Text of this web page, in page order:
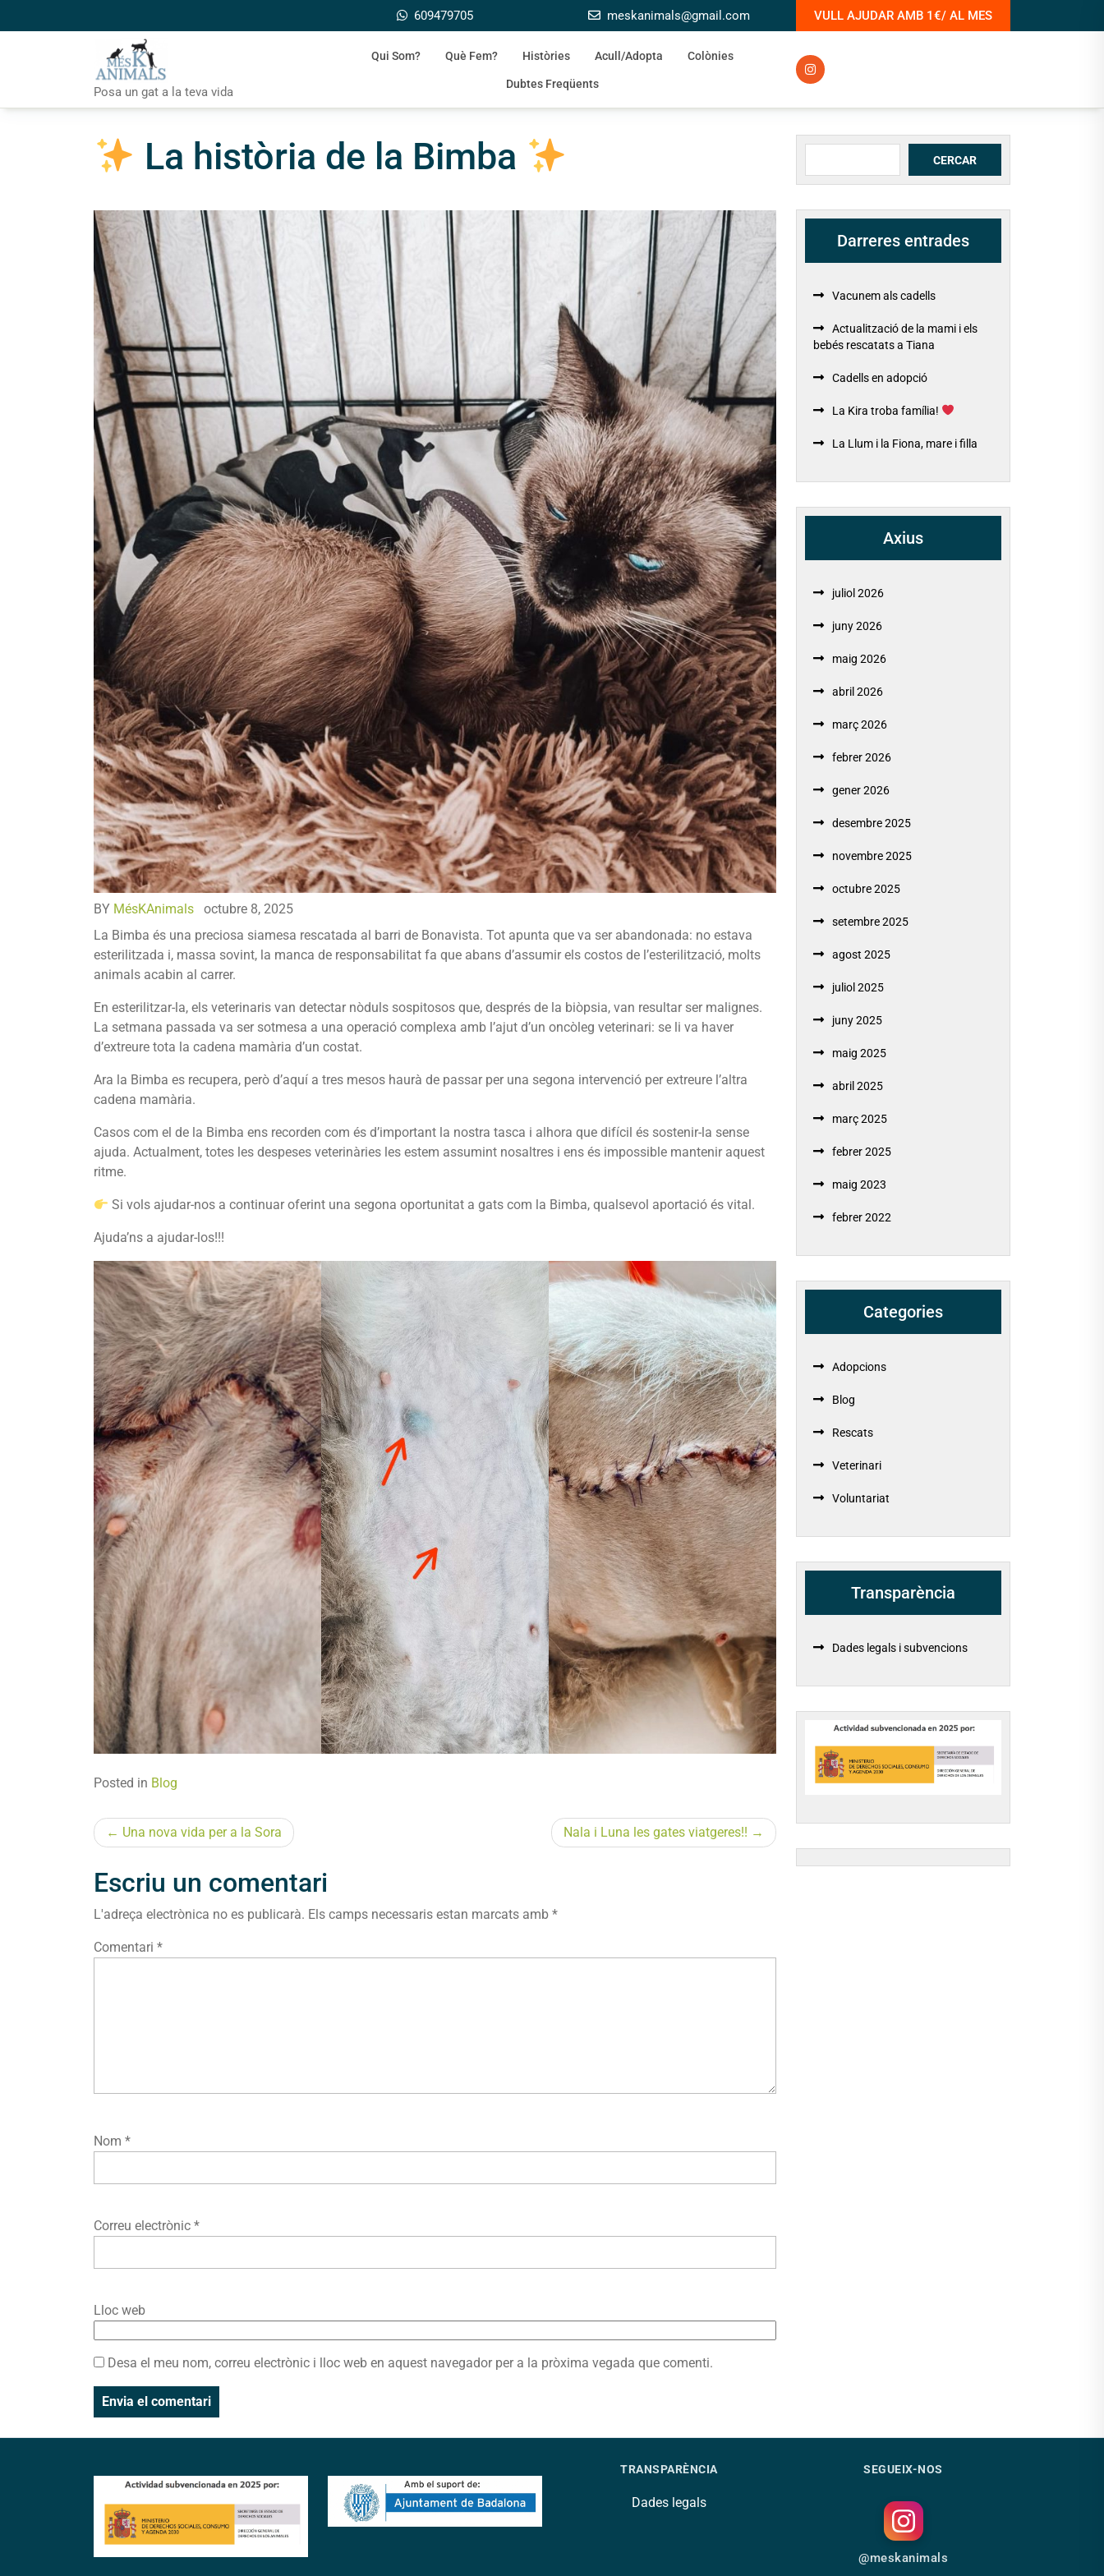
to
609479705 meskanimals@gmail.com VULL AJUDAR AMB 1€/ AL MES
Posa un gat a la teva vida
Qui Som? Què Fem? Històries Acull/Adopta Colònies
Dubtes Freqüents
La història de la Bimba
BY MésKAnimals
octubre 8, 2025
La Bimba és una preciosa siamesa rescatada al barri de Bonavista. Tot apunta que va ser abandonada: no estava
esterilitzada i, massa sovint, la manca de responsabilitat fa que abans d’assumir els costos de l’esterilització, molts
animals acabin al carrer.
En esterilitzar-la, els veterinaris van detectar nòduls sospitosos que, després de la biòpsia, van resultar ser malignes.
La setmana passada va ser sotmesa a una operació complexa amb l’ajut d’un oncòleg veterinari: se li va haver
d’extreure tota la cadena mamària d’un costat.
Ara la Bimba es recupera, però d’aquí a tres mesos haurà de passar per una segona intervenció per extreure l’altra
cadena mamària.
Casos com el de la Bimba ens recorden com és d’important la nostra tasca i alhora que difícil és sostenir-la sense
ajuda. Actualment, totes les despeses veterinàries les estem assumint nosaltres i ens és impossible mantenir aquest
ritme.
Si vols ajudar-nos a continuar oferint una segona oportunitat a gats com la Bimba, qualsevol aportació és vital.
Ajuda’ns a ajudar-los!!!
Posted in Blog
Navegació
Una nova vida per a la Sora Nala i Luna les gates viatgeres!!
Escriu un comentari
L'adreça electrònica no es publicarà. Els camps necessaris estan marcats amb *
Comentari *
Nom *
Correu electrònic *
Lloc web
Desa el meu nom, correu electrònic i lloc web en aquest navegador per a la pròxima vegada que comenti.
Cerca CERCAR
Darreres entrades
Vacunem als cadells
Actualització de la mami i els
bebés rescatats a Tiana
Cadells en adopció
La Kira troba família!
La Llum i la Fiona, mare i filla
Axius
juliol 2026
juny 2026
maig 2026
abril 2026
març 2026
febrer 2026
gener 2026
desembre 2025
novembre 2025
octubre 2025
setembre 2025
agost 2025
juliol 2025
juny 2025
maig 2025
abril 2025
març 2025
febrer 2025
maig 2023
febrer 2022
Categories
Adopcions
Blog
Rescats
Veterinari
Voluntariat
Transparència
Dades legals i subvencions
TRANSPARÈNCIA
Dades legals
SEGUEIX-NOS
@meskanimals